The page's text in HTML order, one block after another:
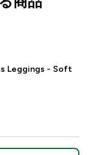
Leggings - Soft